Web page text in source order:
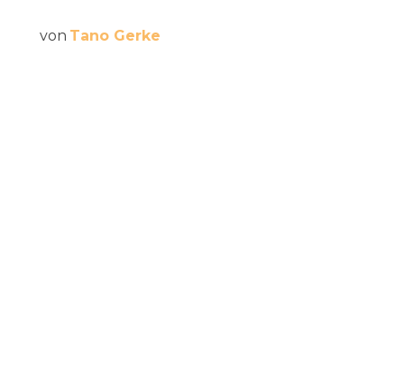
von Tano Gerke